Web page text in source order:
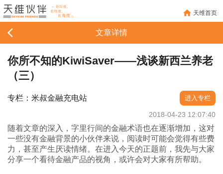
天维首页
文章详情
你所不知的KiwiSaver——浅谈新西兰养老
（三）
专栏：米叔金融充电站 进入专栏
2018-04-23 12:07:40
随着文章的深入，字里行间的金融术语也在逐渐增加，这对
一些没有金融背景的小伙伴来说，阅读时可能会觉得有些费
力，甚至产生厌读情绪。在进入今天的正题前，我先与大家
分享一个看待金融产品的视角，或许会对大家有所帮助。